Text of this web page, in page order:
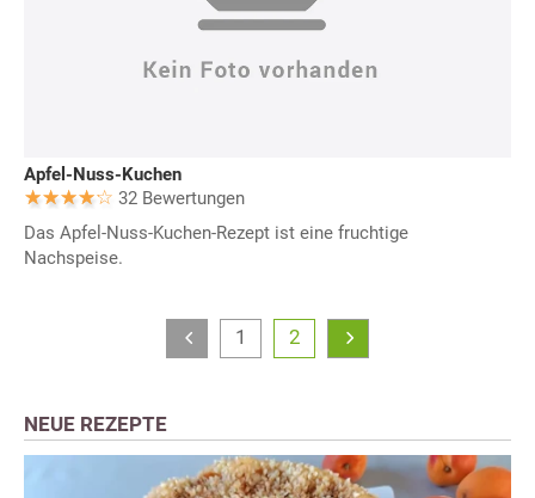
Apfel-Nuss-Kuchen
32 Bewertungen
Das Apfel-Nuss-Kuchen-Rezept ist eine fruchtige
Nachspeise.
1 2
NEUE REZEPTE